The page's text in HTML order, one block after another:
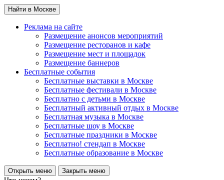
Найти в Москве
Реклама на сайте
Размещение анонсов мероприятий
Размещение ресторанов и кафе
Размещение мест и площадок
Размещение баннеров
Бесплатные события
Бесплатные выставки в Москве
Бесплатные фестивали в Москве
Бесплатно с детьми в Москве
Бесплатный активный отдых в Москве
Бесплатная музыка в Москве
Бесплатные шоу в Москве
Бесплатные праздники в Москве
Бесплатно! стендап в Москве
Бесплатные образование в Москве
Открыть меню Закрыть меню